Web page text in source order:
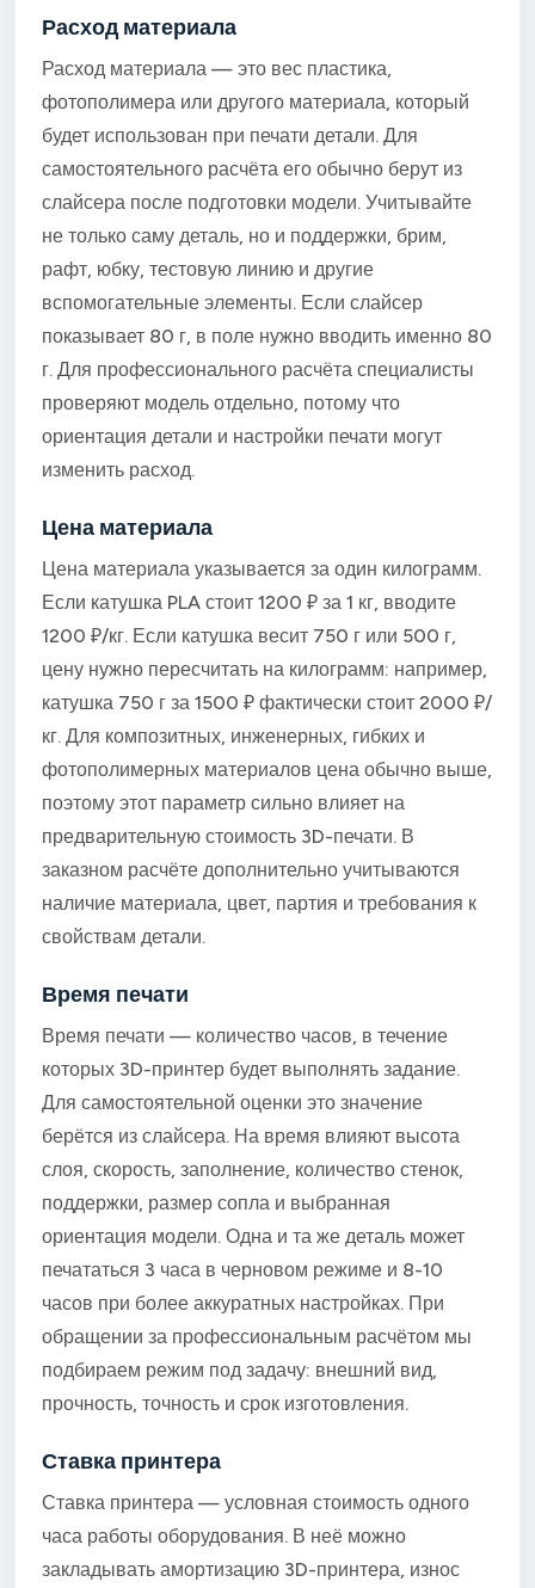
Расход материала
Расход материала — это вес пластика,
фотополимера или другого материала, который
будет использован при печати детали. Для
самостоятельного расчёта его обычно берут из
слайсера после подготовки модели. Учитывайте
не только саму деталь, но и поддержки, брим,
рафт, юбку, тестовую линию и другие
вспомогательные элементы. Если слайсер
показывает 80 г, в поле нужно вводить именно 80
г. Для профессионального расчёта специалисты
проверяют модель отдельно, потому что
ориентация детали и настройки печати могут
изменить расход.
Цена материала
Цена материала указывается за один килограмм.
Если катушка PLA стоит 1200 ₽ за 1 кг, вводите
1200 ₽/кг. Если катушка весит 750 г или 500 г,
цену нужно пересчитать на килограмм: например,
катушка 750 г за 1500 ₽ фактически стоит 2000 ₽/
кг. Для композитных, инженерных, гибких и
фотополимерных материалов цена обычно выше,
поэтому этот параметр сильно влияет на
предварительную стоимость 3D-печати. В
заказном расчёте дополнительно учитываются
наличие материала, цвет, партия и требования к
свойствам детали.
Время печати
Время печати — количество часов, в течение
которых 3D-принтер будет выполнять задание.
Для самостоятельной оценки это значение
берётся из слайсера. На время влияют высота
слоя, скорость, заполнение, количество стенок,
поддержки, размер сопла и выбранная
ориентация модели. Одна и та же деталь может
печататься 3 часа в черновом режиме и 8-10
часов при более аккуратных настройках. При
обращении за профессиональным расчётом мы
подбираем режим под задачу: внешний вид,
прочность, точность и срок изготовления.
Ставка принтера
Ставка принтера — условная стоимость одного
часа работы оборудования. В неё можно
закладывать амортизацию 3D-принтера, износ